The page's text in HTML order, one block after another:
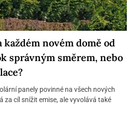
každém novém domě od
správným směrem, nebo
panely povinné na všech nových
za cíl snížit emise, ale vyvolává také